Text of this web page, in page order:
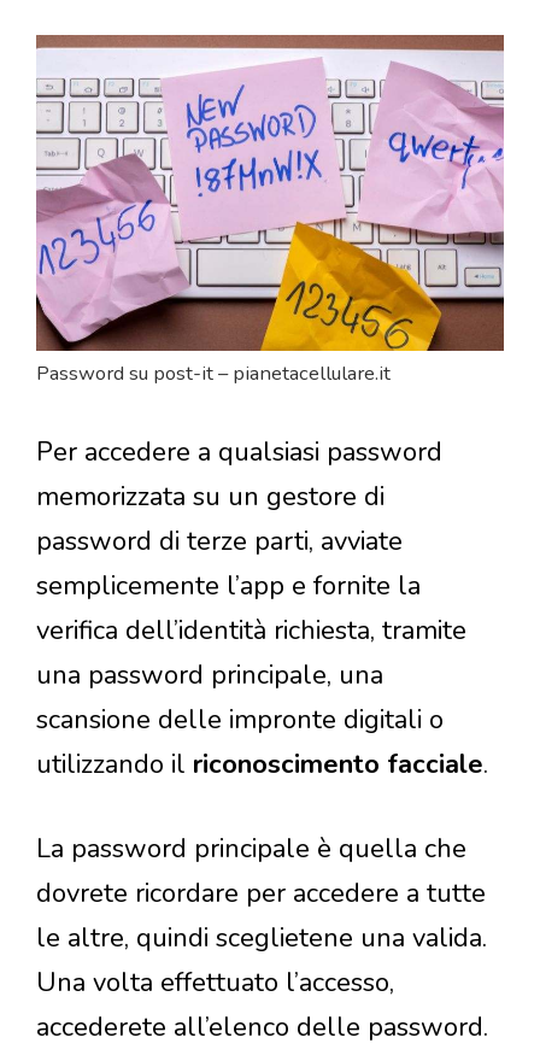
Password su post-it – pianetacellulare.it
Per accedere a qualsiasi password
memorizzata su un gestore di
password di terze parti, avviate
semplicemente l’app e fornite la
verifica dell’identità richiesta, tramite
una password principale, una
scansione delle impronte digitali o
utilizzando il riconoscimento facciale.
La password principale è quella che
dovrete ricordare per accedere a tutte
le altre, quindi sceglietene una valida.
Una volta effettuato l’accesso,
accederete all’elenco delle password.